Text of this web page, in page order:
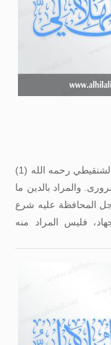
مما وجد بخط العلامة الأستاذ محمد بن الأمين الشنقيطي رحمه الله (1)
والمراد بالدين ما
المحافظة عليه شرع
فليس المراد منه